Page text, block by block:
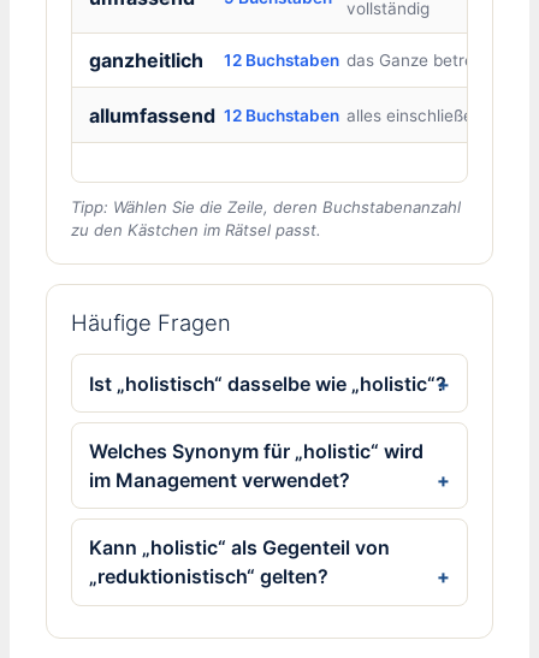
vollständig
ganzheitlich 12 Buchstaben das Ganze betreffend
allumfassend 12 Buchstaben alles einschließend
Tipp: Wählen Sie die Zeile, deren Buchstabenanzahl
zu den Kästchen im Rätsel passt.
Häufige Fragen
Ist „holistisch“ dasselbe wie „holistic“?
Welches Synonym für „holistic“ wird
im Management verwendet?
Kann „holistic“ als Gegenteil von
„reduktionistisch“ gelten?